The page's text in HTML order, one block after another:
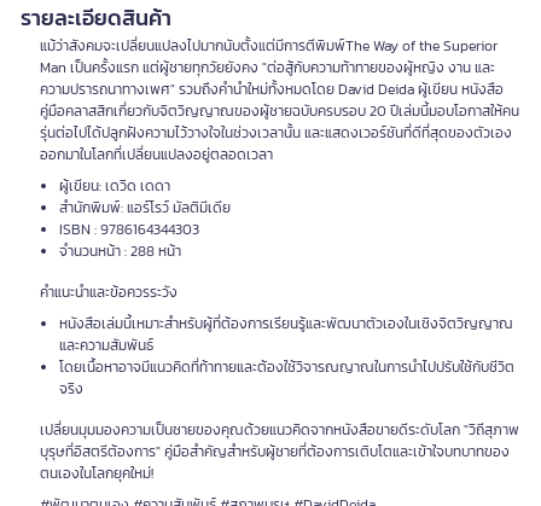
รายละเอียดสินค้า
แม้ว่าสังคมจะเปลี่ยนแปลงไปมากนับตั้งแต่มีการตีพิมพ์The Way of the Superior
Man เป็นครั้งแรก แต่ผู้ชายทุกวัยยังคง "ต่อสู้กับความท้าทายของผู้หญิง งาน และ
ความปรารถนาทางเพศ" รวมถึงคำนำใหม่ทั้งหมดโดย David Deida ผู้เขียน หนังสือ
คู่มือคลาสสิกเกี่ยวกับจิตวิญญาณของผู้ชายฉบับครบรอบ 20 ปีเล่มนี้มอบโอกาสให้คน
รุ่นต่อไปได้ปลูกฝังความไว้วางใจในช่วงเวลานั้น และแสดงเวอร์ชันที่ดีที่สุดของตัวเอง
ออกมาในโลกที่เปลี่ยนแปลงอยู่ตลอดเวลา
ผู้เขียน: เดวิด เดดา
สำนักพิมพ์: แอร์โรว์ มัลติมีเดีย
ISBN : 9786164344303
จำนวนหน้า : 288 หน้า
คำแนะนำและข้อควรระวัง
หนังสือเล่มนี้เหมาะสำหรับผู้ที่ต้องการเรียนรู้และพัฒนาตัวเองในเชิงจิตวิญญาณ
และความสัมพันธ์
โดยเนื้อหาอาจมีแนวคิดที่ท้าทายและต้องใช้วิจารณญาณในการนำไปปรับใช้กับชีวิต
จริง
เปลี่ยนมุมมองความเป็นชายของคุณด้วยแนวคิดจากหนังสือขายดีระดับโลก "วิถีสุภาพ
บุรุษที่อิสตรีต้องการ" คู่มือสำคัญสำหรับผู้ชายที่ต้องการเติบโตและเข้าใจบทบาทของ
ตนเองในโลกยุคใหม่!